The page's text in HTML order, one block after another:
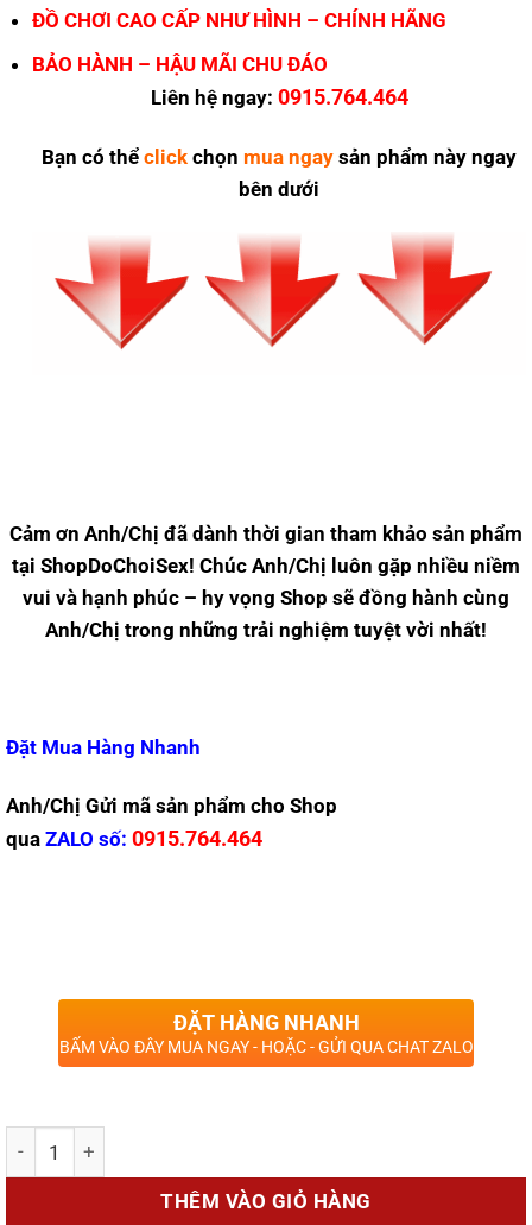
ĐỒ CHƠI CAO CẤP NHƯ HÌNH – CHÍNH HÃNG
BẢO HÀNH – HẬU MÃI CHU ĐÁO
Liên hệ ngay: 0915.764.464
Bạn có thểclick chọn mua ngay sản phẩm này ngay
bên dưới
Cảm ơn Anh/Chị đã dành thời gian tham khảo sản phẩm
tại ShopDoChoiSex! Chúc Anh/Chị luôn gặp nhiều niềm
vui và hạnh phúc – hy vọng Shop sẽ đồng hành cùng
Anh/Chị trong những trải nghiệm tuyệt vời nhất!
Đặt Mua Hàng Nhanh
Anh/Chị Gửi mã sản phẩm cho Shop
qua ZALO số: 0915.764.464
ĐẶT HÀNG NHANH
BẤM VÀO ĐÂY MUA NGAY - HOẶC - GỬI QUA CHAT ZALO
THÊM VÀO GIỎ HÀNG